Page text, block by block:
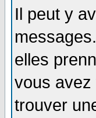
Il peut y
elles
vous avez
trouver